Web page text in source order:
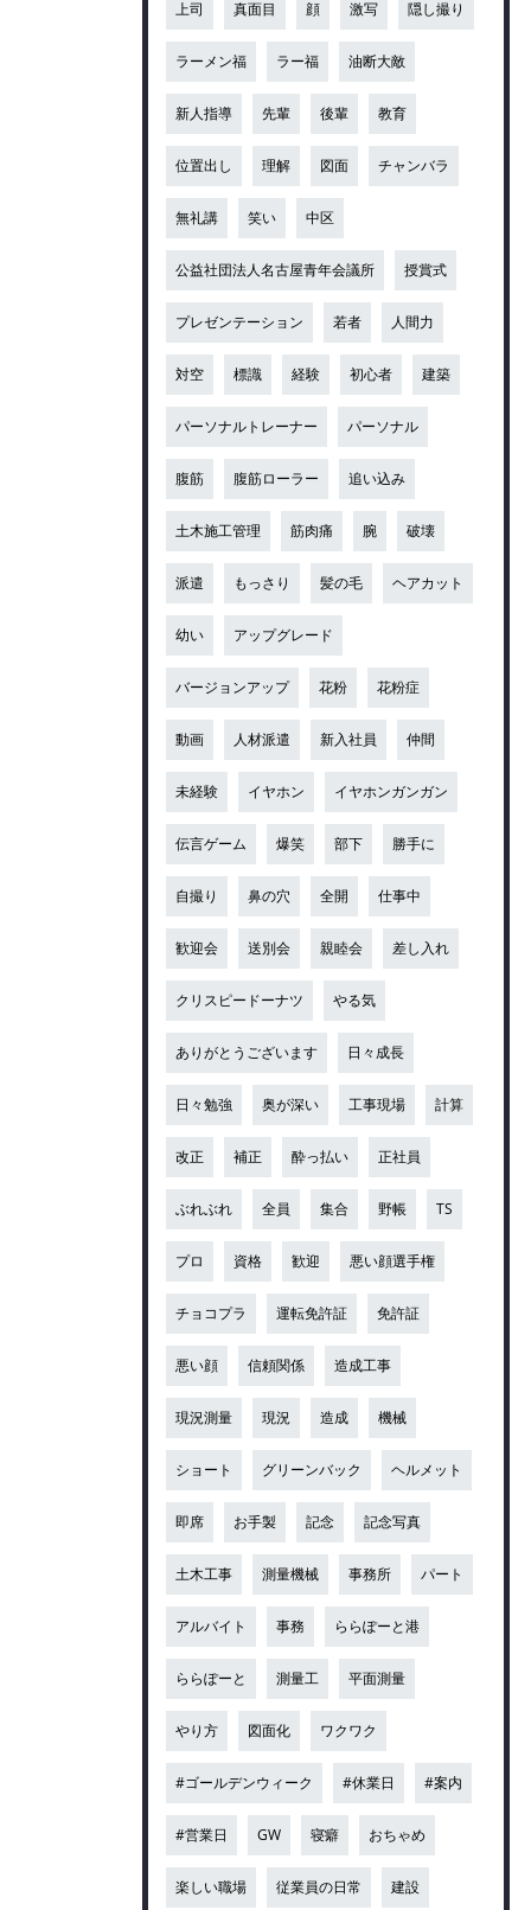
上司 真面目 顔 激写 隠し撮り
ラーメン福 ラー福 油断大敵
新人指導 先輩 後輩 教育
位置出し 理解 図面 チャンバラ
無礼講 笑い 中区
公益社団法人名古屋青年会議所 授賞式
プレゼンテーション 若者 人間力
対空 標識 経験 初心者 建築
パーソナルトレーナー パーソナル
腹筋 腹筋ローラー 追い込み
土木施工管理 筋肉痛 腕 破壊
派遣 もっさり 髪の毛 ヘアカット
幼い アップグレード
バージョンアップ 花粉 花粉症
動画 人材派遣 新入社員 仲間
未経験 イヤホン イヤホンガンガン
伝言ゲーム 爆笑 部下 勝手に
自撮り 鼻の穴 全開 仕事中
歓迎会 送別会 親睦会 差し入れ
クリスピードーナツ やる気
ありがとうございます 日々成長
日々勉強 奥が深い 工事現場 計算
改正 補正 酔っ払い 正社員
ぶれぶれ 全員 集合 野帳 TS
プロ 資格 歓迎 悪い顔選手権
チョコプラ 運転免許証 免許証
悪い顔 信頼関係 造成工事
現況測量 現況 造成 機械
ショート グリーンバック ヘルメット
即席 お手製 記念 記念写真
土木工事 測量機械 事務所 パート
アルバイト 事務 ららぽーと港
ららぽーと 測量工 平面測量
やり方 図面化 ワクワク
#ゴールデンウィーク #休業日 #案内
#営業日 GW 寝癖 おちゃめ
楽しい職場 従業員の日常 建設